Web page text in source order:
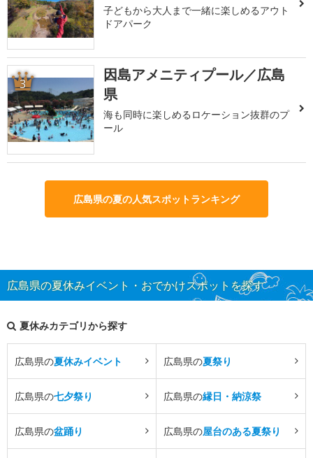
子どもから大人まで一緒に楽しめるアウト
ドアパーク
3
因島アメニティプール／広島
県
海も同時に楽しめるロケーション抜群のプ
ール
広島県の夏の人気スポットランキング
広島県の夏休みイベント・おでかけスポットを探す
夏休みカテゴリから探す
広島県の夏休みイベント 広島県の夏祭り
広島県の七夕祭り 広島県の縁日・納涼祭
広島県の盆踊り 広島県の屋台のある夏祭り